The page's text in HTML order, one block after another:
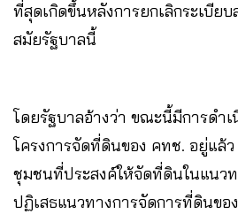
ที่สุดเกิดขึ้นหลังการยกเลิกระเบีย
สมัยรัฐบาลนี้
โดยรัฐบาลอ้างว่า ขณะนี้มีการดำ
โครงการจัดที่ดินของ คทช. อยู่แล้
ชุมชนที่ประสงค์ให้จัดที่ดินในแนว
ปฏิเสธแนวทางการจัดการที่ดินขอ